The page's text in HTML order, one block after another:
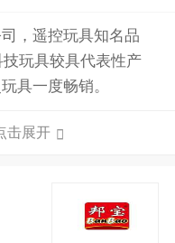
，遥控玩具知名品
玩具较具代表性产
具一度畅销。
击展开